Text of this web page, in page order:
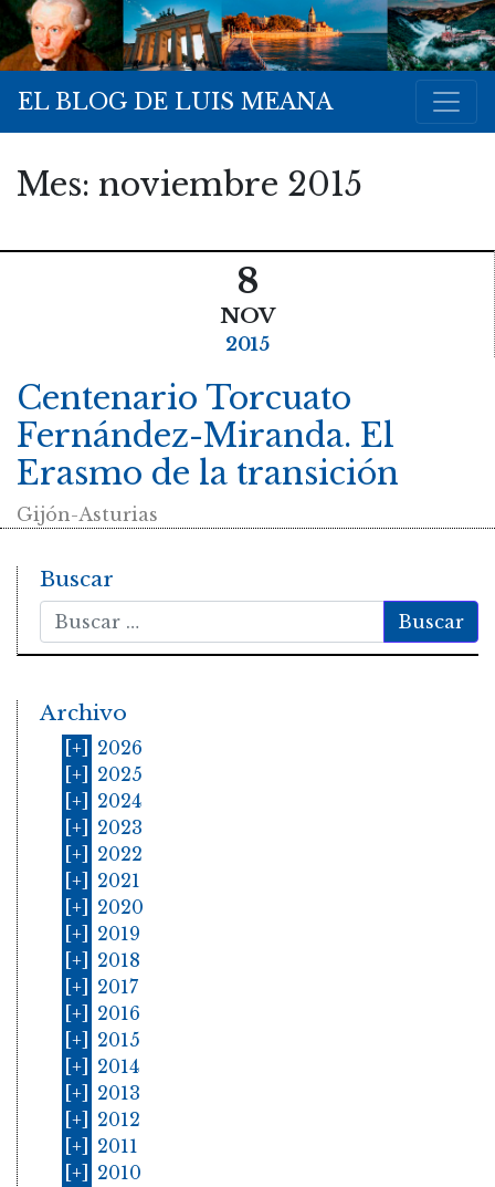
EL BLOG DE LUIS MEANA
Mes: noviembre 2015
8
NOV
2015
Centenario Torcuato
Fernández-Miranda. El
Erasmo de la transición
Gijón-Asturias
Buscar
Buscar
Archivo
[+]
2026
[+]
2025
[+]
2024
[+]
2023
[+]
2022
[+]
2021
[+]
2020
[+]
2019
[+]
2018
[+]
2017
[+]
2016
[+]
2015
[+]
2014
[+]
2013
[+]
2012
[+]
2011
[+]
2010